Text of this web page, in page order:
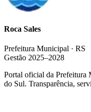
Roca Sales
Prefeitura Municipal · RS
Gestão 2025–2028
Portal oficial da
do Sul. Transparência,